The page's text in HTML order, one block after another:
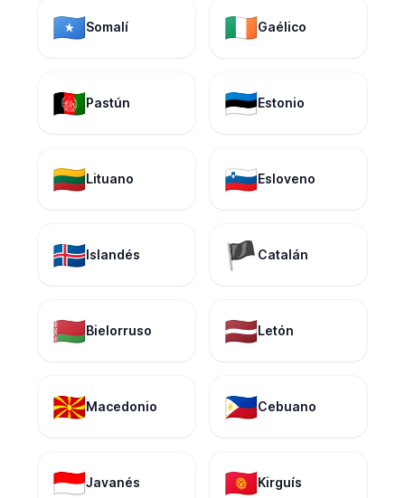
🇸🇴Somalí 🇮🇪Gaélico
🇦🇫Pastún 🇪🇪Estonio
🇱🇹Lituano 🇸🇮Esloveno
🇮🇸Islandés 🏴 Catalán
🇧🇾Bielorruso 🇱🇻Letón
🇲🇰Macedonio 🇵🇭Cebuano
🇮🇩Javanés 🇰🇬Kirguís